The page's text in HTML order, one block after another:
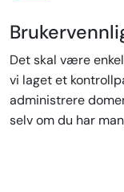
Det skal være
vi laget et
administrere
selv om du har